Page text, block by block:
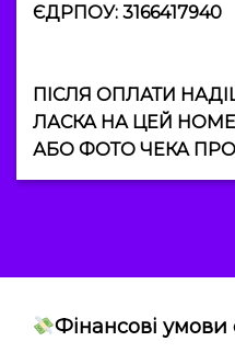
ЄДРПОУ: 3166417940
ПІСЛЯ ОПЛАТИ
ЛАСКА НА ЦЕЙ
АБО ФОТО ЧЕКА
Фінансові